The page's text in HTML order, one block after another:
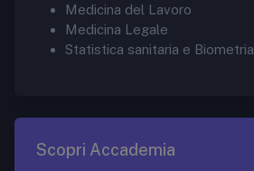
Medicina del Lavoro
Medicina Legale
Statistica sanitaria e Biometria
Scopri Accademia